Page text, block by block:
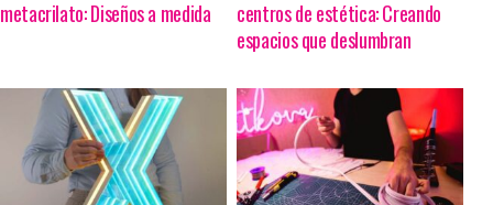
metacrilato: Diseños a medida
centros de estética: Creando
espacios que deslumbran